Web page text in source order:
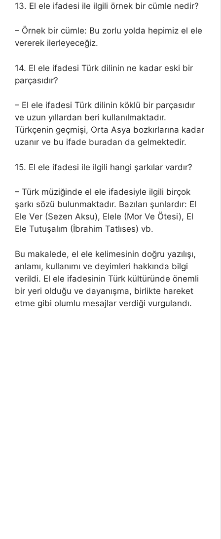
13. El ele ifadesi ile ilgili örnek bir cümle nedir?
– Örnek bir cümle: Bu zorlu yolda hepimiz el ele
vererek ilerleyeceğiz.
14. El ele ifadesi Türk dilinin ne kadar eski bir
parçasıdır?
– El ele ifadesi Türk dilinin köklü bir parçasıdır
ve uzun yıllardan beri kullanılmaktadır.
Türkçenin geçmişi, Orta Asya bozkırlarına kadar
uzanır ve bu ifade buradan da gelmektedir.
15. El ele ifadesi ile ilgili hangi şarkılar vardır?
– Türk müziğinde el ele ifadesiyle ilgili birçok
şarkı sözü bulunmaktadır. Bazıları şunlardır: El
Ele Ver (Sezen Aksu), Elele (Mor Ve Ötesi), El
Ele Tutuşalım (İbrahim Tatlıses) vb.
Bu makalede, el ele kelimesinin doğru yazılışı,
anlamı, kullanımı ve deyimleri hakkında bilgi
verildi. El ele ifadesinin Türk kültüründe önemli
bir yeri olduğu ve dayanışma, birlikte hareket
etme gibi olumlu mesajlar verdiği vurgulandı.